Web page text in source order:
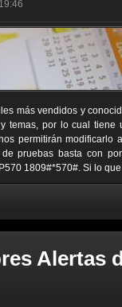
más vendidos y
temas, por lo cual
permitirán modificarlo
pruebas basta con
1809#*570#. Si lo que
Alertas